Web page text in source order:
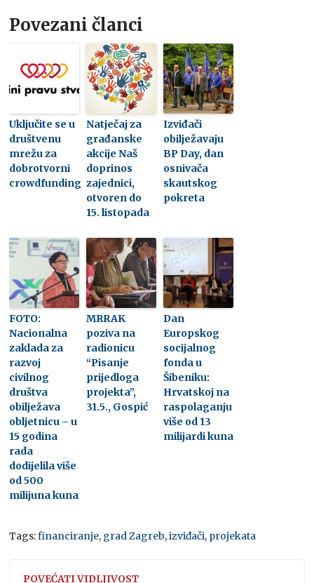
Povezani članci
Uključite se u
društvenu
mrežu za
dobrotvorni
crowdfunding
Natječaj za
građanske
akcije Naš
doprinos
zajednici,
otvoren do
15. listopada
Izviđači
obilježavaju
BP Day, dan
osnivača
skautskog
pokreta
FOTO:
Nacionalna
zaklada za
razvoj
civilnog
društva
obilježava
obljetnicu – u
15 godina
rada
dodijelila više
od 500
milijuna kuna
MRRAK
poziva na
radionicu
“Pisanje
prijedloga
projekta”,
31.5., Gospić
Dan
Europskog
socijalnog
fonda u
Šibeniku:
Hrvatskoj na
raspolaganju
više od 13
milijardi kuna
Tags:financiranje, grad Zagreb,izviđači, projekata
POVEĆATI VIDLJIVOST